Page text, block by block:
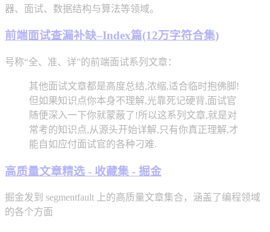
器、面试、数据结构与算法等领域。
前端面试查漏补缺–Index篇(12万字符合集)
号称“全、准、详”的前端面试系列文章：
其他面试文章都是高度总结,浓缩,适合临时抱佛脚!
但如果知识点你本身不理解,光靠死记硬背,面试官
随便深入一下你就蒙蔽了!所以这系列文章,就是对
常考的知识点,从源头开始详解,只有你真正理解,才
能自如应付面试官的各种刁难.
高质量文章精选 - 收藏集 - 掘金
掘金发到 segmentfault 上的高质量文章集合，涵盖了编程领域
的各个方面